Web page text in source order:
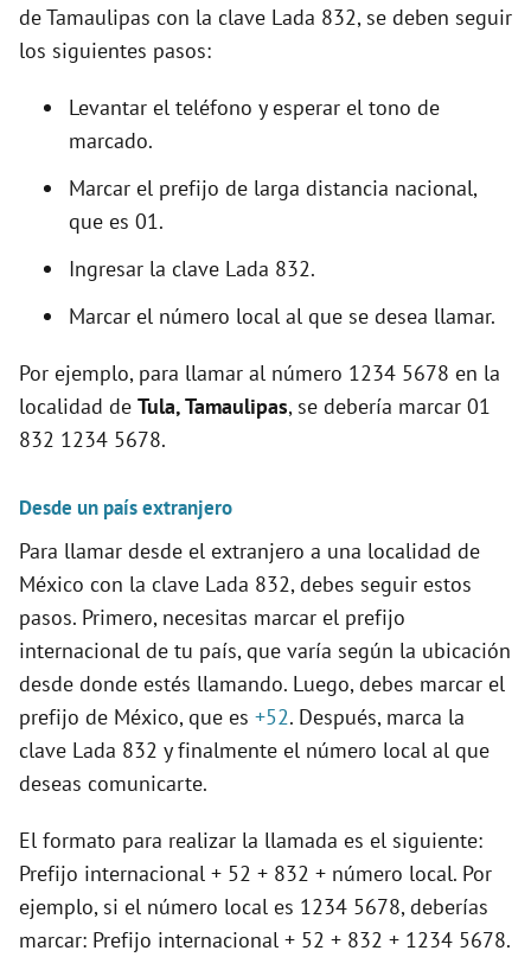
de Tamaulipas con la clave Lada 832, se deben seguir
los siguientes pasos:
Levantar el teléfono y esperar el tono de
marcado.
Marcar el prefijo de larga distancia nacional,
que es 01.
Ingresar la clave Lada 832.
Marcar el número local al que se desea llamar.
Por ejemplo, para llamar al número 1234 5678 en la
localidad de Tula, Tamaulipas, se debería marcar 01
832 1234 5678.
Desde un país extranjero
Para llamar desde el extranjero a una localidad de
México con la clave Lada 832, debes seguir estos
pasos. Primero, necesitas marcar el prefijo
internacional de tu país, que varía según la ubicación
desde donde estés llamando. Luego, debes marcar el
prefijo de México, que es +52. Después, marca la
clave Lada 832 y finalmente el número local al que
deseas comunicarte.
El formato para realizar la llamada es el siguiente:
Prefijo internacional + 52 + 832 + número local. Por
ejemplo, si el número local es 1234 5678, deberías
marcar: Prefijo internacional + 52 + 832 + 1234 5678.